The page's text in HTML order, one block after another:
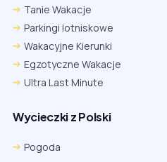
Tanie Wakacje
Parkingi lotniskowe
Wakacyjne Kierunki
Egzotyczne Wakacje
Ultra Last Minute
Wycieczki z Polski
Pogoda